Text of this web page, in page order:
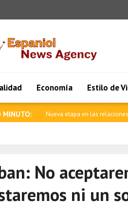
Economía Estilo de
MINUTO: Ataque armado en una
No
ni un